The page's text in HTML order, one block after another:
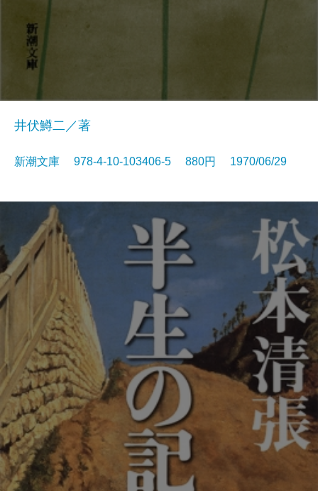
井伏鱒二／著
新潮文庫 978-4-10-103406-5 880円 1970/06/29